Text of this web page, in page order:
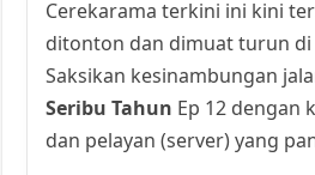
Cerekarama terkini ini kini
ditonton dan dimuat turun di
Saksikan kesinambungan
Seribu Tahun Ep 12 dengan
dan pelayan (server) yang